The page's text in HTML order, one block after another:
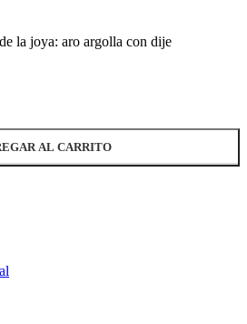
la joya: aro argolla con dije
19357G cantidad
AL CARRITO